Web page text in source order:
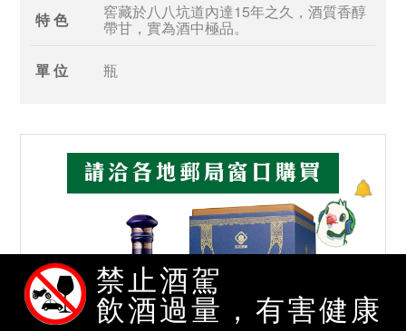
特 色 窖藏於八八坑道內達15年之久，酒質香醇
帶甘，實為酒中極品。
單 位 瓶
禁止酒駕
飲酒過量，有害健康